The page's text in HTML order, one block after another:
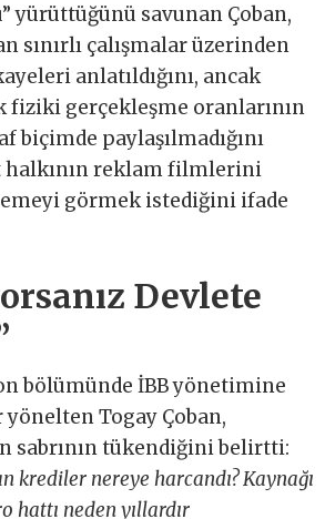
yürüttüğünü savunan Çoban,
sınırlı çalışmalar üzerinden
anlatıldığını, ancak
gerçekleşme oranlarının
biçimde paylaşılmadığını
halkının reklam filmlerini
görmek istediğini ifade
Devlete
bölümünde İBB yönetimine
Togay Çoban,
sabrının tükendiğini belirtti:
krediler nereye harcandı? Kaynağı
hattı neden yıllardır